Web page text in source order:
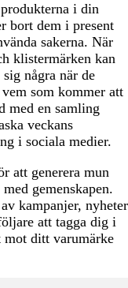
i din
bort dem i present
sakerna. När
klistermärken kan
några när de
som kommer att
med en samling
veckans
i sociala medier.
att generera mun
gemenskapen.
kampanjer, nyheter
att tagga dig i
mot ditt varumärke